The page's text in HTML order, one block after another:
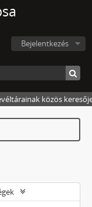
Bejelentkezés
közös